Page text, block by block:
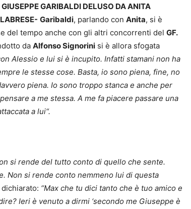
GARIBALDI DELUSO DA ANITA
Garibaldi, parlando con Anita, si è
del tempo anche con gli altri concorrenti del GF.
da Alfonso Signorini si è allora sfogata
Alessio e lui si è incupito. Infatti stamani non ha
le stesse cose. Basta, io sono piena, fine, no
piena. Io sono troppo stanca e anche per
a me stessa. A me fa piacere passare una
a lui“.
si rende del tutto conto di quello che sente.
Non si rende conto nemmeno lui di questa
dichiarato: “Max che tu dici tanto che è tuo amico e
Ieri è venuto a dirmi ‘secondo me Giuseppe è